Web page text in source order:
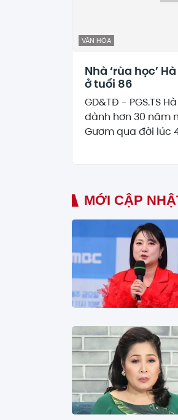
VĂN HÓA
Nhà ‘rùa học’
ở tuổi 86
GD&TĐ - PGS.TS
dành hơn 30 năm
Gươm qua đời lúc
MỚI CẬP